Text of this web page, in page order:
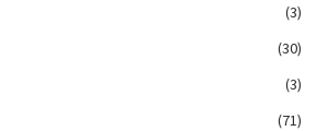
(3)
(30)
(3)
(71)